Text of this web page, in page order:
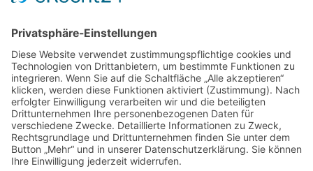
Projekte
Projekte von Unternehmen
Projekte von Städten und Gemeinden